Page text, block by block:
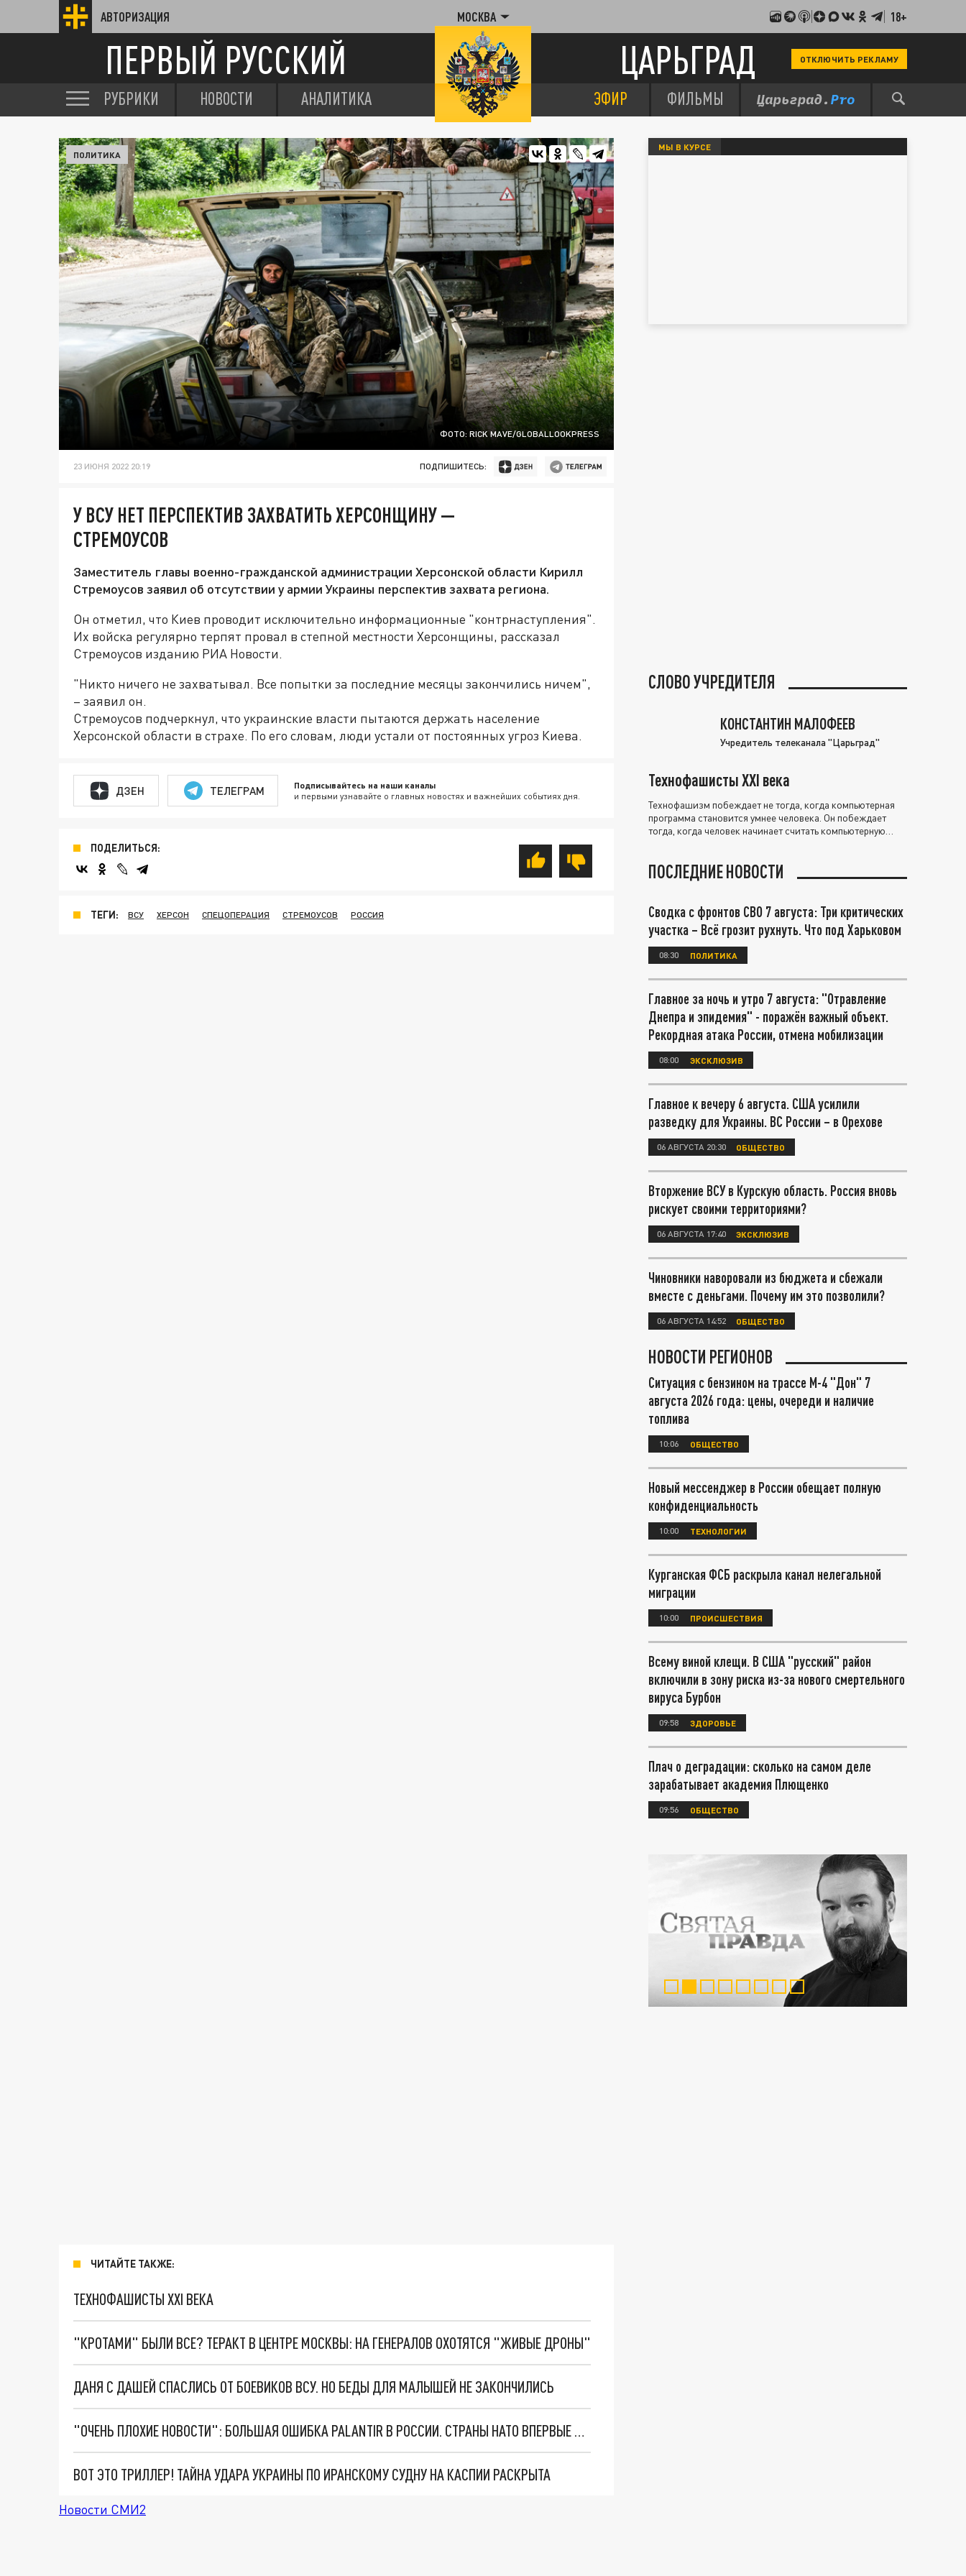
АВТОРИЗАЦИЯ МОСКВА 18+
ПЕРВЫЙ РУССКИЙ ЦАРЬГРАД ОТКЛЮЧИТЬ РЕКЛАМУ
РУБРИКИ НОВОСТИ АНАЛИТИКА ЭФИР ФИЛЬМЫ
ФОТО: RICK MAVE/GLOBALLOOKPRESS
ПОЛИТИКА
23 ИЮНЯ 2022 20:19 ПОДПИШИТЕСЬ:
У ВСУ НЕТ ПЕРСПЕКТИВ ЗАХВАТИТЬ ХЕРСОНЩИНУ —
СТРЕМОУСОВ
Заместитель главы военно-гражданской администрации Херсонской области Кирилл
Стремоусов заявил об отсутствии у армии Украины перспектив захвата региона.
Он отметил, что Киев проводит исключительно информационные "контрнаступления".
Их войска регулярно терпят провал в степной местности Херсонщины, рассказал
Стремоусов изданию РИА Новости.
"Никто ничего не захватывал. Все попытки за последние месяцы закончились ничем",
– заявил он.
Стремоусов подчеркнул, что украинские власти пытаются держать население
Херсонской области в страхе. По его словам, люди устали от постоянных угроз Киева.
ДЗЕН ТЕЛЕГРАМ Подписывайтесь на наши каналы
и первыми узнавайте о главных новостях и важнейших событиях дня.
ПОДЕЛИТЬСЯ:
ТЕГИ: ВСУ ХЕРСОН СПЕЦОПЕРАЦИЯ СТРЕМОУСОВ РОССИЯ
ЧИТАЙТЕ ТАКЖЕ:
ТЕХНОФАШИСТЫ XXI ВЕКА
"КРОТАМИ" БЫЛИ ВСЕ? ТЕРАКТ В ЦЕНТРЕ МОСКВЫ: НА ГЕНЕРАЛОВ ОХОТЯТСЯ "ЖИВЫЕ ДРОНЫ"
ДАНЯ С ДАШЕЙ СПАСЛИСЬ ОТ БОЕВИКОВ ВСУ. НО БЕДЫ ДЛЯ МАЛЫШЕЙ НЕ ЗАКОНЧИЛИСЬ
"ОЧЕНЬ ПЛОХИЕ НОВОСТИ": БОЛЬШАЯ ОШИБКА PALANTIR В РОССИИ. СТРАНЫ НАТО ВПЕРВЫЕ ЗА СВО ОСТАНОВИЛИ ПОСТАВКИ ОРУЖИЯ. ВСУ ТЕРЯЮТ ПРИГРАНИЧЬЕ?
ВОТ ЭТО ТРИЛЛЕР! ТАЙНА УДАРА УКРАИНЫ ПО ИРАНСКОМУ СУДНУ НА КАСПИИ РАСКРЫТА
Новости СМИ2
МЫ В КУРСЕ
СЛОВО УЧРЕДИТЕЛЯ
КОНСТАНТИН МАЛОФЕЕВ
Учредитель телеканала "Царьград"
Технофашисты XXI века
Технофашизм побеждает не тогда, когда компьютерная
программа становится умнее человека. Он побеждает
тогда, когда человек начинает считать компьютерную
ПОСЛЕДНИЕ НОВОСТИ
Сводка с фронтов СВО 7 августа: Три критических
участка – Всё грозит рухнуть. Что под Харьковом
08:30 ПОЛИТИКА
Главное за ночь и утро 7 августа: "Отравление
Днепра и эпидемия" - поражён важный объект.
Рекордная атака России, отмена мобилизации
08:00 ЭКСКЛЮЗИВ
Главное к вечеру 6 августа. США усилили
разведку для Украины. ВС России – в Орехове
06 АВГУСТА 20:30 ОБЩЕСТВО
Вторжение ВСУ в Курскую область. Россия вновь
рискует своими территориями?
06 АВГУСТА 17:40 ЭКСКЛЮЗИВ
Чиновники наворовали из бюджета и сбежали
вместе с деньгами. Почему им это позволили?
06 АВГУСТА 14:52 ОБЩЕСТВО
НОВОСТИ РЕГИОНОВ
Ситуация с бензином на трассе М-4 "Дон" 7
августа 2026 года: цены, очереди и наличие
топлива
10:06 ОБЩЕСТВО
Новый мессенджер в России обещает полную
конфиденциальность
10:00 ТЕХНОЛОГИИ
Курганская ФСБ раскрыла канал нелегальной
миграции
10:00 ПРОИСШЕСТВИЯ
Всему виной клещи. В США "русский" район
включили в зону риска из-за нового смертельного
вируса Бурбон
09:58 ЗДОРОВЬЕ
Плач о деградации: сколько на самом деле
зарабатывает академия Плющенко
09:56 ОБЩЕСТВО